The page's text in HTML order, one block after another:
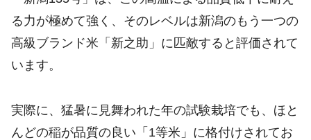
る力が極めて強く、そのレベルは新潟のもう一つの
高級ブランド米「新之助」に匹敵すると評価されて
います。
実際に、猛暑に見舞われた年の試験栽培でも、ほと
んどの稲が品質の良い「1等米」に格付けされてお